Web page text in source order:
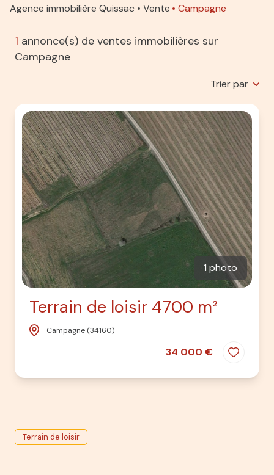
ESTIMATION
CONTACT
Agence immobilière Quissac Vente Campagne
1 annonce(s) de ventes immobilières sur
Campagne
Trier par
1 photo
Terrain de loisir 4700 m²
Campagne (34160)
34 000 €
Terrain de loisir